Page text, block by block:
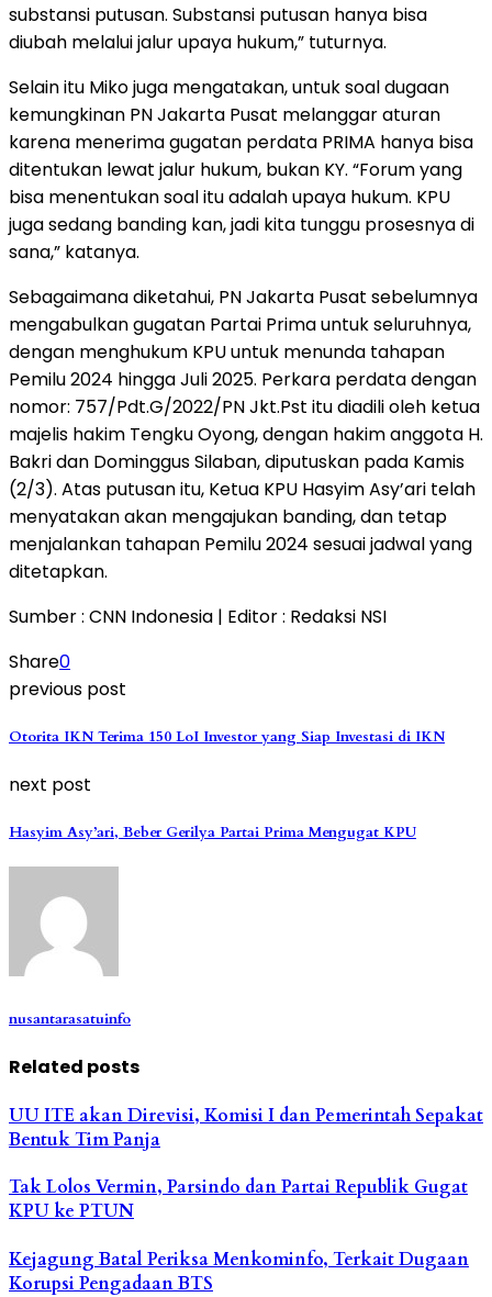
substansi putusan. Substansi putusan hanya bisa
diubah melalui jalur upaya hukum,” tuturnya.
Selain itu Miko juga mengatakan, untuk soal dugaan
kemungkinan PN Jakarta Pusat melanggar aturan
karena menerima gugatan perdata PRIMA hanya bisa
ditentukan lewat jalur hukum, bukan KY. “Forum yang
bisa menentukan soal itu adalah upaya hukum. KPU
juga sedang banding kan, jadi kita tunggu prosesnya di
sana,” katanya.
Sebagaimana diketahui, PN Jakarta Pusat sebelumnya
mengabulkan gugatan Partai Prima untuk seluruhnya,
dengan menghukum KPU untuk menunda tahapan
Pemilu 2024 hingga Juli 2025. Perkara perdata dengan
nomor: 757/Pdt.G/2022/PN Jkt.Pst itu diadili oleh ketua
majelis hakim Tengku Oyong, dengan hakim anggota H.
Bakri dan Dominggus Silaban, diputuskan pada Kamis
(2/3). Atas putusan itu, Ketua KPU Hasyim Asy’ari telah
menyatakan akan mengajukan banding, dan tetap
menjalankan tahapan Pemilu 2024 sesuai jadwal yang
ditetapkan.
Sumber : CNN Indonesia | Editor : Redaksi NSI
Share0
previous post
Otorita IKN Terima 150 LoI Investor yang Siap Investasi di IKN
next post
Hasyim Asy’ari, Beber Gerilya Partai Prima Mengugat KPU
nusantarasatuinfo
Related posts
UU ITE akan Direvisi, Komisi I dan Pemerintah Sepakat
Bentuk Tim Panja
Tak Lolos Vermin, Parsindo dan Partai Republik Gugat
KPU ke PTUN
Kejagung Batal Periksa Menkominfo, Terkait Dugaan
Korupsi Pengadaan BTS